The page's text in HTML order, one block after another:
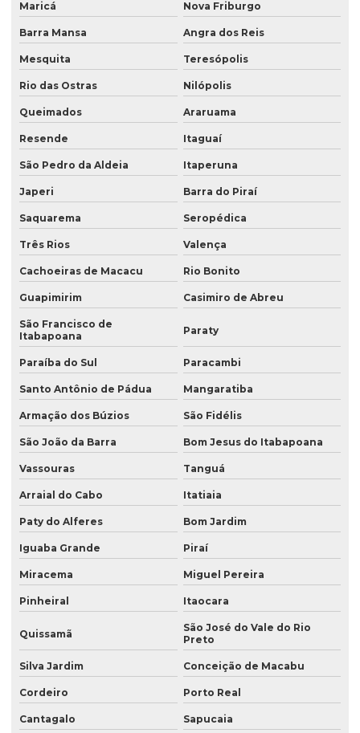
Maricá Nova Friburgo
Barra Mansa Angra dos Reis
Mesquita Teresópolis
Rio das Ostras Nilópolis
Queimados Araruama
Resende Itaguaí
São Pedro da Aldeia Itaperuna
Japeri Barra do Piraí
Saquarema Seropédica
Três Rios Valença
Cachoeiras de Macacu Rio Bonito
Guapimirim Casimiro de Abreu
São Francisco de
Itabapoana
Paraty
Paraíba do Sul Paracambi
Santo Antônio de Pádua Mangaratiba
Armação dos Búzios São Fidélis
São João da Barra Bom Jesus do Itabapoana
Vassouras Tanguá
Arraial do Cabo Itatiaia
Paty do Alferes Bom Jardim
Iguaba Grande Piraí
Miracema Miguel Pereira
Pinheiral Itaocara
Quissamã
São José do Vale do Rio
Preto
Silva Jardim Conceição de Macabu
Cordeiro Porto Real
Cantagalo Sapucaia